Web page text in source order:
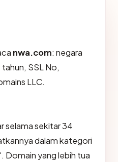
nwa.com: negara
SSL No,
LLC.
selama sekitar 34
dalam kategori
yang lebih tua